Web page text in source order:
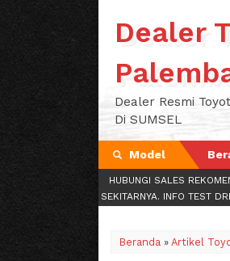
Dealer
Dealer Resmi
Di SUMSEL
Model
HUBUNGI SALES
SEKITARNYA. INFO TEST
Beranda » Artikel